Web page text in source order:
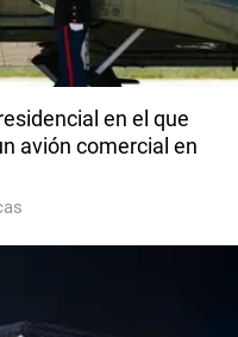
en el que
avión comercial en